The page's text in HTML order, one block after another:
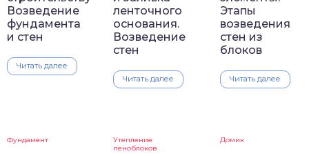
Возведение
фундамента
и стен
Читать далее
ленточного
основания.
Возведение
стен
Читать далее
Этапы
возведения
стен из
блоков
Читать далее
Фундамент
Утепление
пеноблоков
Домик